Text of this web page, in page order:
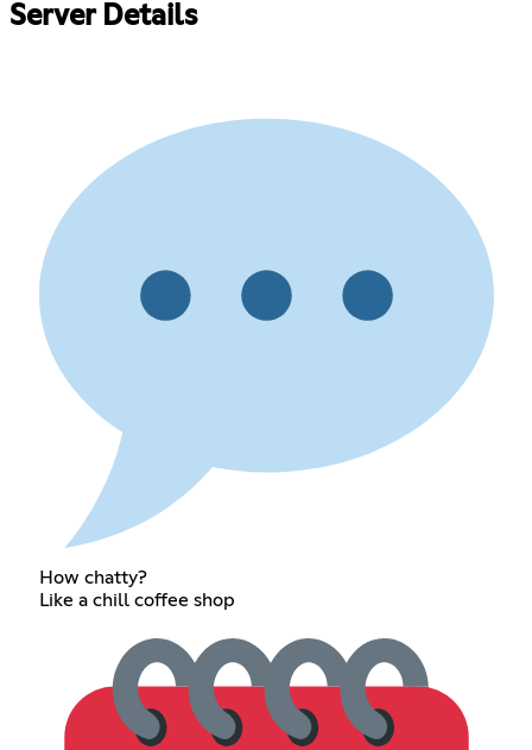
Server Details
How chatty?
Like a chill coffee shop